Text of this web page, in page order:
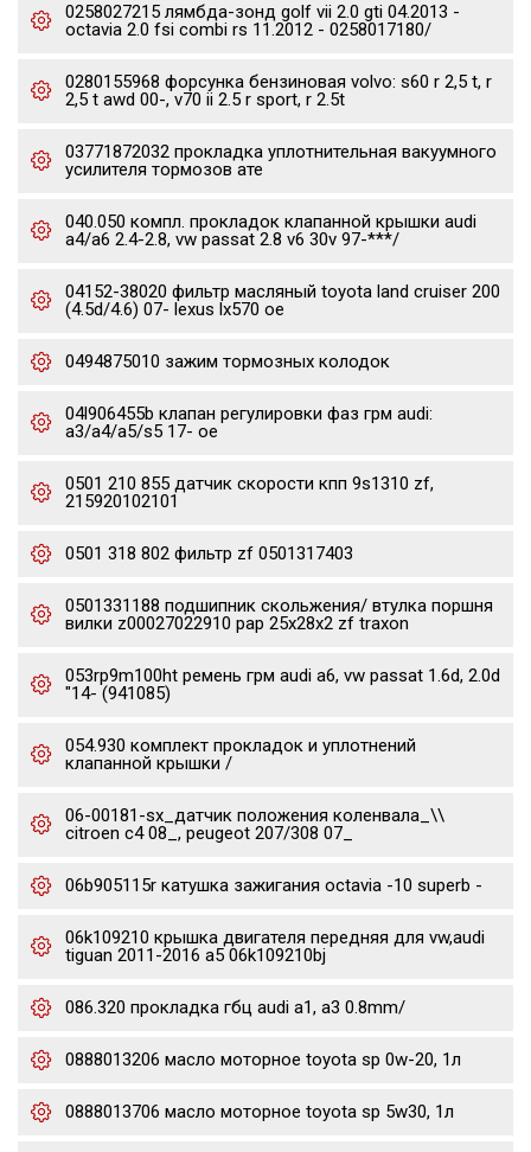
0258027215 лямбда-зонд golf vii 2.0 gti 04.2013 -
octavia 2.0 fsi combi rs 11.2012 - 0258017180/
0280155968 форсунка бензиновая volvo: s60 r 2,5 t, r
2,5 t awd 00-, v70 ii 2.5 r sport, r 2.5t
03771872032 прокладка уплотнительная вакуумного
усилителя тормозов ате
040.050 компл. прокладок клапанной крышки audi
a4/a6 2.4-2.8, vw passat 2.8 v6 30v 97-***/
04152-38020 фильтр масляный toyota land cruiser 200
(4.5d/4.6) 07- lexus lx570 oe
0494875010 зажим тормозных колодок
04l906455b клапан регулировки фаз грм audi:
a3/a4/a5/s5 17- oe
0501 210 855 датчик скорости кпп 9s1310 zf,
215920102101
0501 318 802 фильтр zf 0501317403
0501331188 подшипник скольжения/ втулка поршня
вилки z00027022910 pap 25x28x2 zf traxon
053rp9m100ht ремень грм audi a6, vw passat 1.6d, 2.0d
"14- (941085)
054.930 комплект прокладок и уплотнений
клапанной крышки /
06-00181-sx_датчик положения коленвала_\\
citroen c4 08_, peugeot 207/308 07_
06b905115r катушка зажигания octavia -10 superb -
06k109210 крышка двигателя передняя для vw,audi
tiguan 2011-2016 a5 06k109210bj
086.320 прокладка гбц audi a1, a3 0.8mm/
0888013206 масло моторное toyota sp 0w-20, 1л
0888013706 масло моторное toyota sp 5w30, 1л